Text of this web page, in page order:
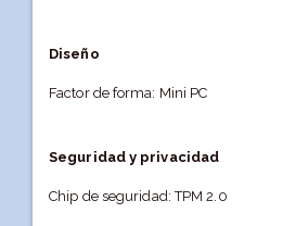
Diseño
Factor de forma: Mini PC
Seguridad y privacidad
Chip de seguridad: TPM 2.0